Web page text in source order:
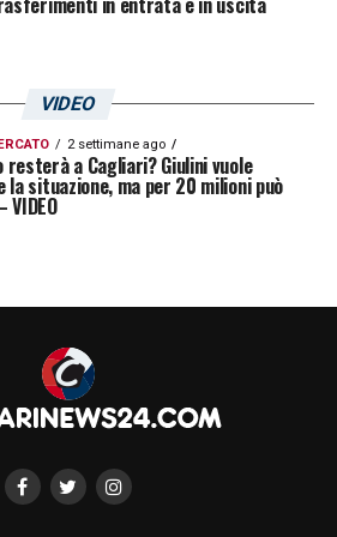
osservazione da qui a
NOSTRE TOP NEWS
VIDEO
2 settimane ago
resterà a Cagliari? Giulini vuole
la situazione, ma per 20 milioni può